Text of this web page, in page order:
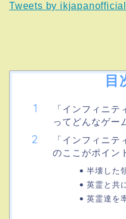
Tweets by ikjapanofficial
目
「インフィニテ
ってどんなゲー
「インフィニテ
のここがポイン
半壊した
英霊と共
英霊達を